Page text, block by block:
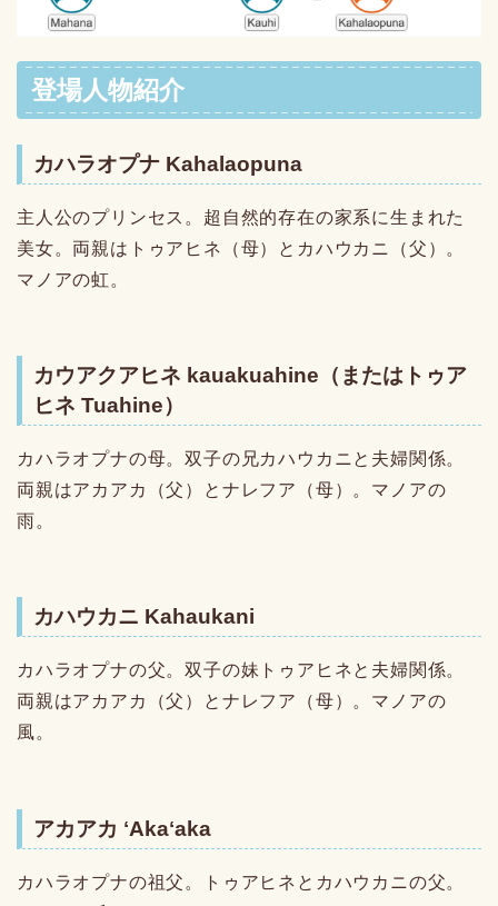
登場人物紹介
カハラオプナ Kahalaopuna
主人公のプリンセス。超自然的存在の家系に生まれた
美女。両親はトゥアヒネ（母）とカハウカニ（父）。
マノアの虹。
カウアクアヒネ kauakuahine（またはトゥア
ヒネ Tuahine）
カハラオプナの母。双子の兄カハウカニと夫婦関係。
両親はアカアカ（父）とナレフア（母）。マノアの
雨。
カハウカニ Kahaukani
カハラオプナの父。双子の妹トゥアヒネと夫婦関係。
両親はアカアカ（父）とナレフア（母）。マノアの
風。
アカアカ ʻAkaʻaka
カハラオプナの祖父。トゥアヒネとカハウカニの父。